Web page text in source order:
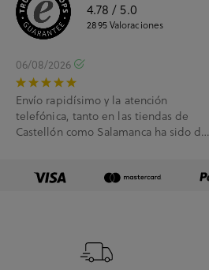
4.78 / 5.0
2895Valoraciones
06/08/2026
Envío rapidísimo y la atención
telefónica, tanto en las tiendas de
Castellón como Salamanca ha sido de